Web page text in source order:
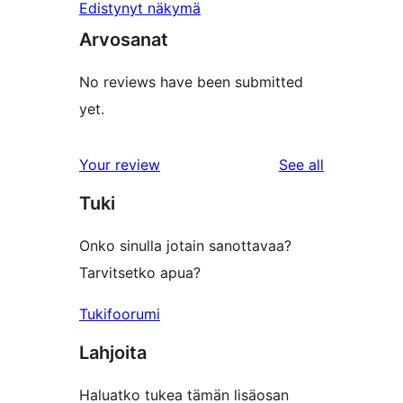
Edistynyt näkymä
Arvosanat
No reviews have been submitted
yet.
Your review See all
Tuki
Onko sinulla jotain sanottavaa?
Tarvitsetko apua?
Tukifoorumi
Lahjoita
Haluatko tukea tämän lisäosan